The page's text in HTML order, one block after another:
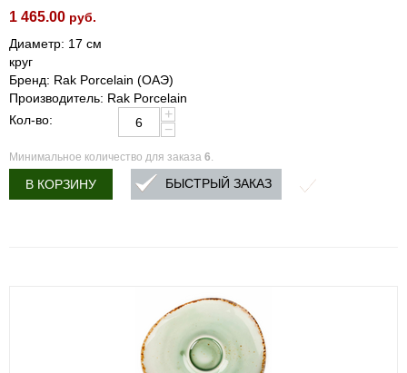
1 465.00 руб.
Диаметр: 17 см
круг
Бренд: Rak Porcelain (ОАЭ)
Производитель: Rak Porcelain
Кол-во:
+
−
Минимальное количество для заказа 6.
В КОРЗИНУ БЫСТРЫЙ ЗАКАЗ